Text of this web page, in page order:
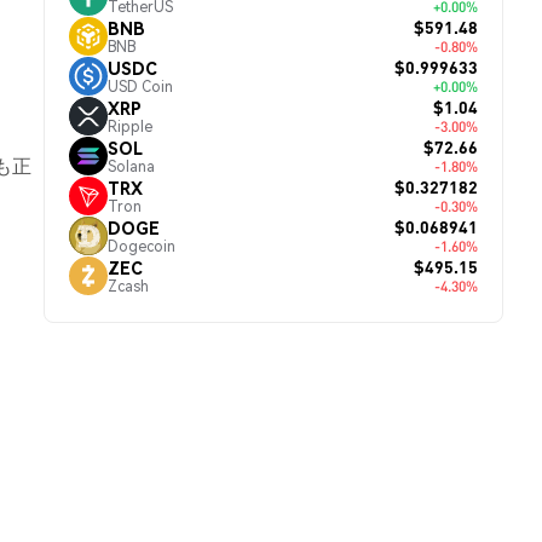
正
TetherUS +0.00%
BNB
BNB
$591.48
-0.80%
USDC
USD Coin
$0.999633
+0.00%
XRP
Ripple
$1.04
-3.00%
SOL
Solana
$72.66
-1.80%
TRX
Tron
$0.327182
-0.30%
DOGE
Dogecoin
$0.068941
-1.60%
ZEC
Zcash
$495.15
-4.30%